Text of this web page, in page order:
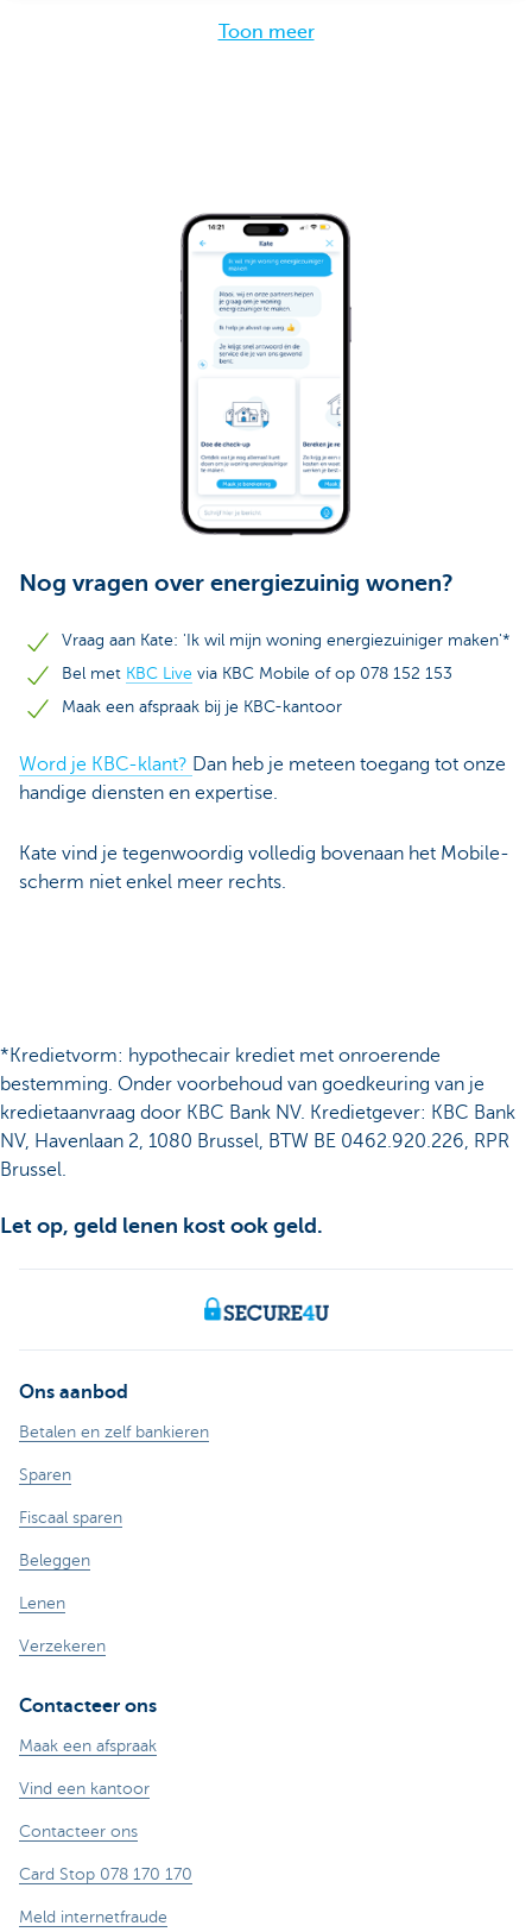
Toon meer
Nog vragen over energiezuinig wonen?
Vraag aan Kate: 'Ik wil mijn woning energiezuiniger maken'*
Bel met KBC Live via KBC Mobile of op 078 152 153
Maak een afspraak bij je KBC-kantoor
Word je KBC-klant? Dan heb je meteen toegang tot onze
handige diensten en expertise.
Kate vind je tegenwoordig volledig bovenaan het Mobile-
scherm niet enkel meer rechts.
*Kredietvorm: hypothecair krediet met onroerende
bestemming. Onder voorbehoud van goedkeuring van je
kredietaanvraag door KBC Bank NV. Kredietgever: KBC Bank
NV, Havenlaan 2, 1080 Brussel, BTW BE 0462.920.226, RPR
Brussel.
Let op, geld lenen kost ook geld.
Ons aanbod
Betalen en zelf bankieren
Sparen
Fiscaal sparen
Beleggen
Lenen
Verzekeren
Contacteer ons
Maak een afspraak
Vind een kantoor
Contacteer ons
Card Stop 078 170 170
Meld internetfraude